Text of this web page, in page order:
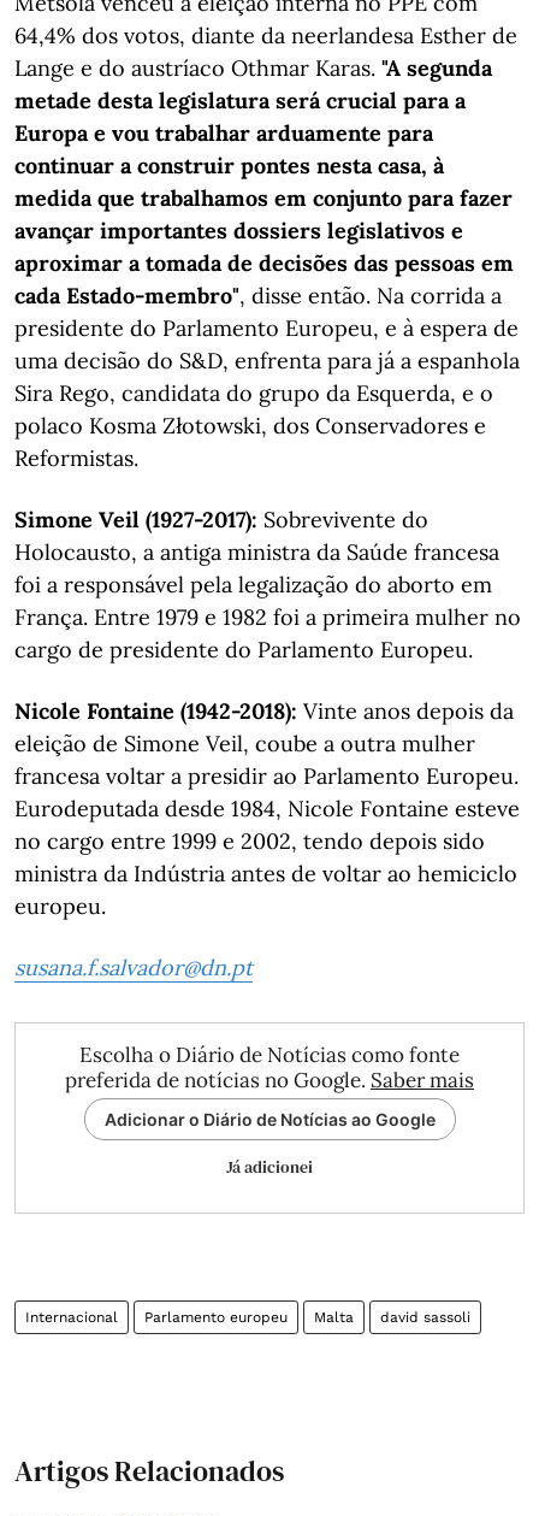
64,4% dos votos, diante da neerlandesa Esther de
Lange e do austríaco Othmar Karas. "A segunda
metade desta legislatura será crucial para a
Europa e vou trabalhar arduamente para
continuar a construir pontes nesta casa, à
medida que trabalhamos em conjunto para fazer
avançar importantes dossiers legislativos e
aproximar a tomada de decisões das pessoas em
cada Estado-membro", disse então. Na corrida a
presidente do Parlamento Europeu, e à espera de
uma decisão do S&D, enfrenta para já a espanhola
Sira Rego, candidata do grupo da Esquerda, e o
polaco Kosma Złotowski, dos Conservadores e
Reformistas.
Simone Veil (1927-2017): Sobrevivente do
Holocausto, a antiga ministra da Saúde francesa
foi a responsável pela legalização do aborto em
França. Entre 1979 e 1982 foi a primeira mulher no
cargo de presidente do Parlamento Europeu.
Nicole Fontaine (1942-2018): Vinte anos depois da
eleição de Simone Veil, coube a outra mulher
francesa voltar a presidir ao Parlamento Europeu.
Eurodeputada desde 1984, Nicole Fontaine esteve
no cargo entre 1999 e 2002, tendo depois sido
ministra da Indústria antes de voltar ao hemiciclo
europeu.
susana.f.salvador@dn.pt
Escolha o Diário de Notícias como fonte
preferida de notícias no Google. Saber mais
Adicionar o Diário de Notícias ao Google
Já adicionei
Internacional Parlamento europeu Malta david sassoli
Artigos Relacionados